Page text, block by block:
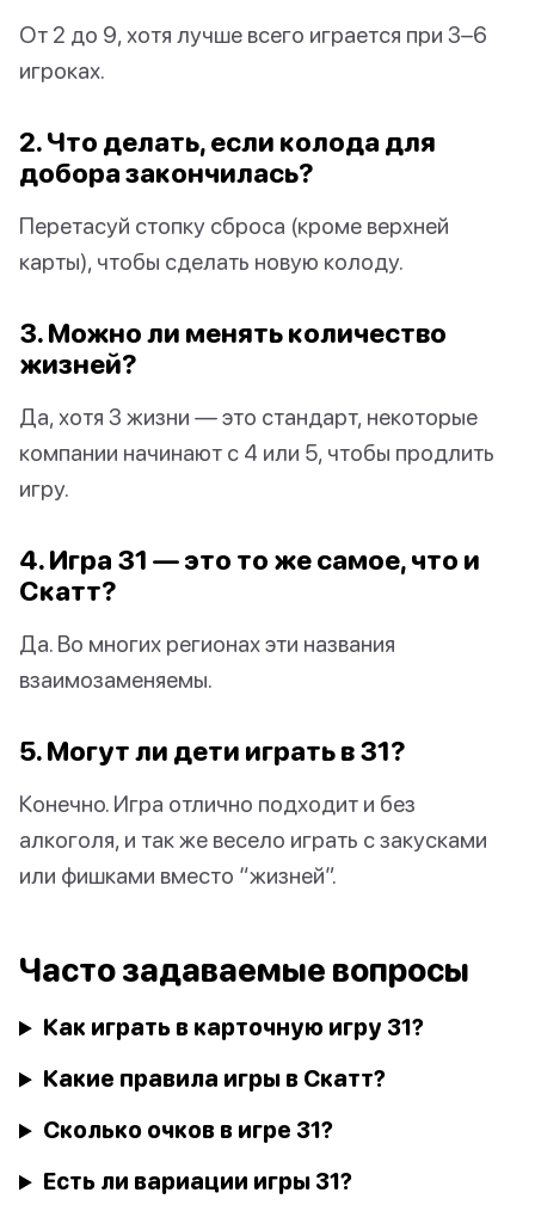
От 2 до 9, хотя лучше всего играется при 3–6
игроках.
2. Что делать, если колода для
добора закончилась?
Перетасуй стопку сброса (кроме верхней
карты), чтобы сделать новую колоду.
3. Можно ли менять количество
жизней?
Да, хотя 3 жизни — это стандарт, некоторые
компании начинают с 4 или 5, чтобы продлить
игру.
4. Игра 31 — это то же самое, что и
Скатт?
Да. Во многих регионах эти названия
взаимозаменяемы.
5. Могут ли дети играть в 31?
Конечно. Игра отлично подходит и без
алкоголя, и так же весело играть с закусками
или фишками вместо “жизней”.
Часто задаваемые вопросы
Как играть в карточную игру 31?
Какие правила игры в Скатт?
Сколько очков в игре 31?
Есть ли вариации игры 31?